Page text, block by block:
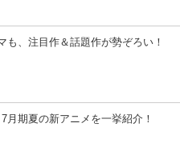
も、注目作＆話題作が勢ぞろい！
7月期夏の新アニメを一挙紹介！